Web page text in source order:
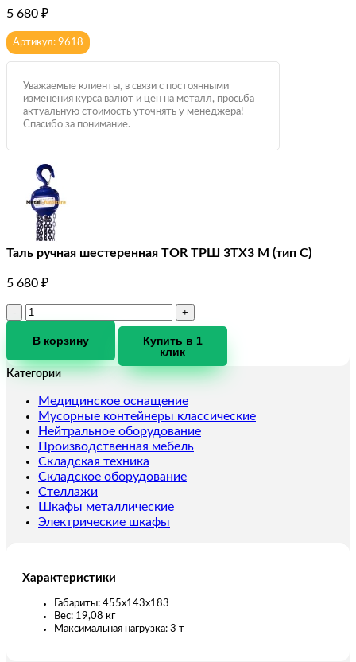
5 680 ₽
Артикул: 9618
Уважаемые клиенты, в связи с постоянными
изменения курса валют и цен на металл, просьба
актуальную стоимость уточнять у менеджера!
Спасибо за понимание.
Таль ручная шестеренная TOR ТРШ 3ТХ3 М (тип C)
5 680 ₽
Количество
Таль
шестеренная
ТРШ
3ТХ3
М
(тип
C)
В корзину
Купить в 1
клик
Категории
Медицинское оснащение
Мусорные контейнеры классические
Нейтральное оборудование
Производственная мебель
Складская техника
Складское оборудование
Стеллажи
Шкафы металлические
Электрические шкафы
Характеристики
Габариты: 455х143х183
Вес: 19,08 кг
Максимальная нагрузка: 3 т